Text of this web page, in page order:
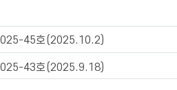
45호(2025.10.2)
43호(2025.9.18)